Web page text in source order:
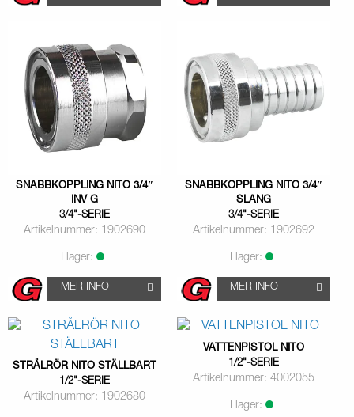
SNABBKOPPLING NITO 3/4″
INV G
3/4"-SERIE
Artikelnummer: 1902690
I lager:
MER INFO
SNABBKOPPLING NITO 3/4″
SLANG
3/4"-SERIE
Artikelnummer: 1902692
I lager:
MER INFO
STRÅLRÖR NITO STÄLLBART
1/2"-SERIE
Artikelnummer: 1902680
VATTENPISTOL NITO
1/2"-SERIE
Artikelnummer: 4002055
I lager: